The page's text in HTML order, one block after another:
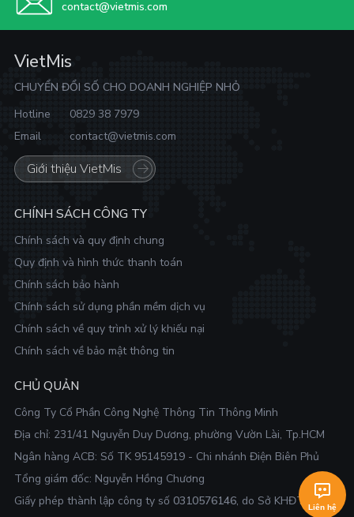
contact@vietmis.com
VietMis
CHUYỂN ĐỔI SỐ CHO DOANH NGHIỆP NHỎ
Hotline
0829 38 7979
Email
contact@vietmis.com
Giới thiệu VietMis
CHÍNH SÁCH CÔNG TY
Chính sách và quy định chung
Quy định và hình thức thanh toán
Chính sách bảo hành
Chính sách sử dụng phần mềm dịch vụ
Chính sách về quy trình xử lý khiếu nại
Chính sách về bảo mật thông tin
CHỦ QUẢN
Công Ty Cổ Phần Công Nghệ Thông Tin Thông Minh
Địa chỉ: 231/41 Nguyễn Duy Dương, phường Vườn Lài, Tp.HCM
Ngân hàng ACB: Số TK 95145919 - Chi nhánh Điện Biên Phủ
Tổng giám đốc: Nguyễn Hồng Chương
Giấy phép thành lập công ty số 0310576146, do Sở KHĐT
Liên hệ